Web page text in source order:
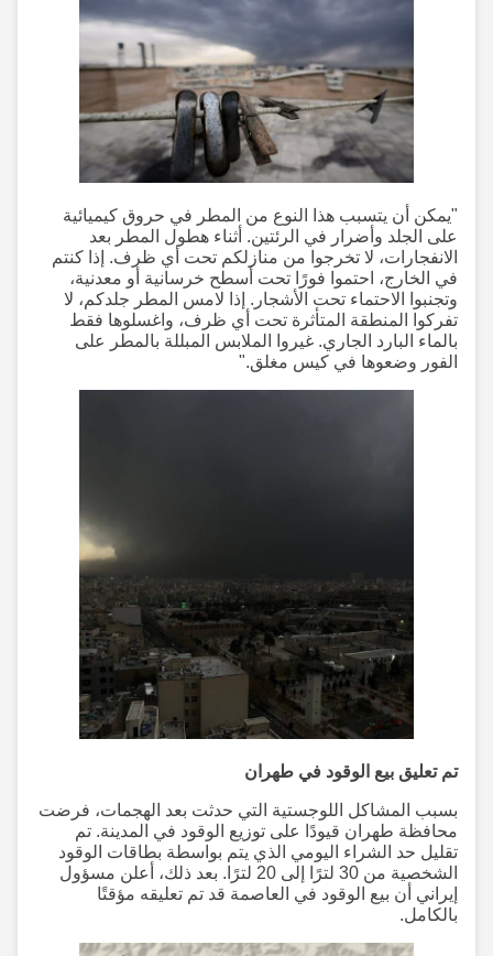
"يمكن أن يتسبب هذا النوع من المطر في حروق كيميائية
على الجلد وأضرار في الرئتين. أثناء هطول المطر بعد
الانفجارات، لا تخرجوا من منازلكم تحت أي ظرف. إذا كنتم
في الخارج، احتموا فورًا تحت أسطح خرسانية أو معدنية،
وتجنبوا الاحتماء تحت الأشجار. إذا لامس المطر جلدكم، لا
تفركوا المنطقة المتأثرة تحت أي ظرف، واغسلوها فقط
بالماء البارد الجاري. غيروا الملابس المبللة بالمطر على
الفور وضعوها في كيس مغلق."
تم تعليق بيع الوقود في طهران
بسبب المشاكل اللوجستية التي حدثت بعد الهجمات، فرضت
محافظة طهران قيودًا على توزيع الوقود في المدينة. تم
تقليل حد الشراء اليومي الذي يتم بواسطة بطاقات الوقود
الشخصية من 30 لترًا إلى 20 لترًا. بعد ذلك، أعلن مسؤول
إيراني أن بيع الوقود في العاصمة قد تم تعليقه مؤقتًا
بالكامل.